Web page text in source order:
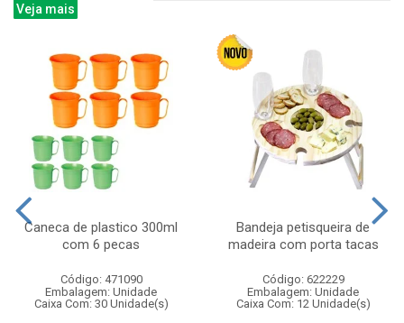
Veja mais
Caneca de plastico 300ml
com 6 pecas
Código: 471090
Embalagem: Unidade
Caixa Com: 30 Unidade(s)
Bandeja petisqueira de
madeira com porta tacas
Código: 622229
Embalagem: Unidade
Caixa Com: 12 Unidade(s)